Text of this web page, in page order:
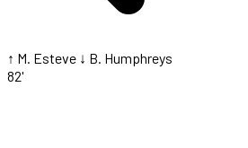
↑ M. Esteve ↓ B. Humphreys
82'